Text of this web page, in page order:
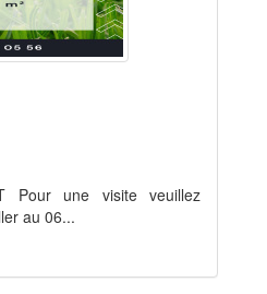
Pour une visite veuillez
au 06...